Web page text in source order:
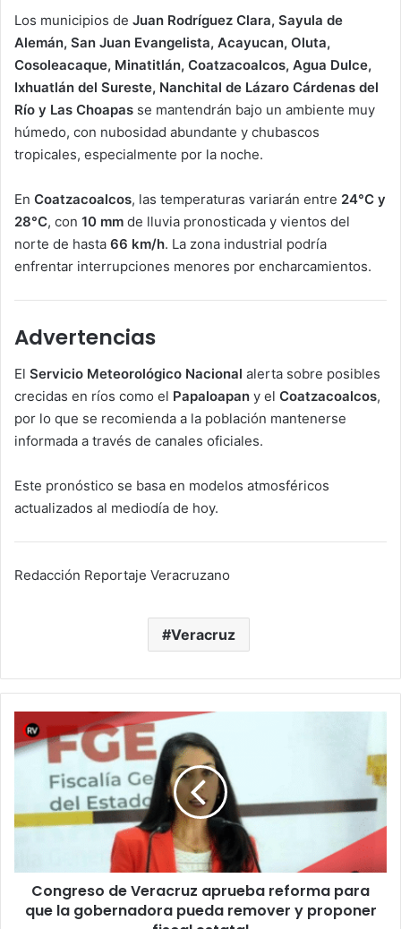
Los municipios de Juan Rodríguez Clara, Sayula de
Alemán, San Juan Evangelista, Acayucan, Oluta,
Cosoleacaque, Minatitlán, Coatzacoalcos, Agua Dulce,
Ixhuatlán del Sureste, Nanchital de Lázaro Cárdenas del
Río y Las Choapas se mantendrán bajo un ambiente muy
húmedo, con nubosidad abundante y chubascos
tropicales, especialmente por la noche.
En Coatzacoalcos, las temperaturas variarán entre 24°C y
28°C, con 10 mm de lluvia pronosticada y vientos del
norte de hasta 66 km/h. La zona industrial podría
enfrentar interrupciones menores por encharcamientos.
Advertencias
El Servicio Meteorológico Nacional alerta sobre posibles
crecidas en ríos como el Papaloapan y el Coatzacoalcos,
por lo que se recomienda a la población mantenerse
informada a través de canales oficiales.
Este pronóstico se basa en modelos atmosféricos
actualizados al mediodía de hoy.
Redacción Reportaje Veracruzano
Veracruz
Congreso
de
Veracruz
aprueba
para
que
gobernadora
pueda
remover
Congreso de Veracruz aprueba reforma para
que la gobernadora pueda remover y proponer